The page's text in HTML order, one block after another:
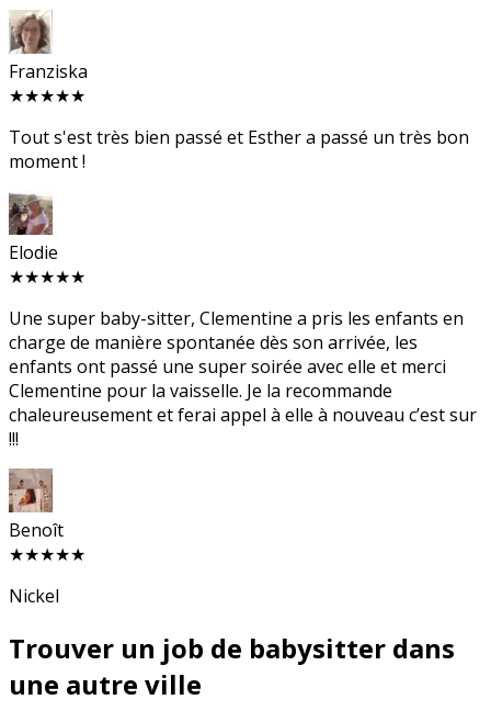
Franziska
★★★★★
Tout s'est très bien passé et Esther a passé un très bon
moment !
Elodie
★★★★★
Une super baby-sitter, Clementine a pris les enfants en
charge de manière spontanée dès son arrivée, les
enfants ont passé une super soirée avec elle et merci
Clementine pour la vaisselle. Je la recommande
chaleureusement et ferai appel à elle à nouveau c’est sur
!!!
Benoît
★★★★★
Nickel
Trouver un job de babysitter dans
une autre ville